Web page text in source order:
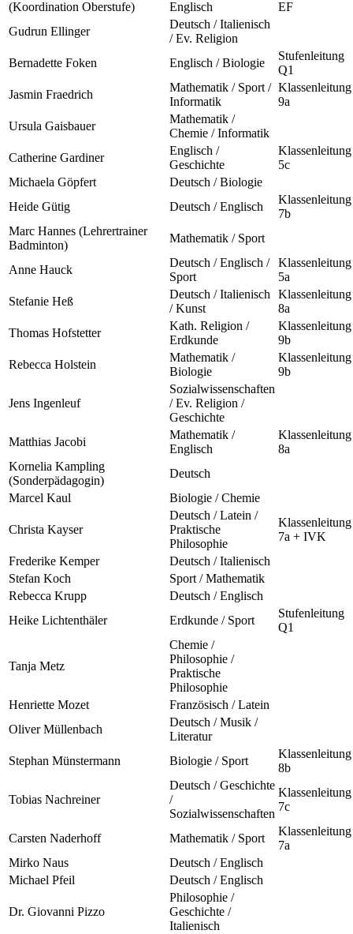
(Koordination Oberstufe) Englisch
EF
Gudrun Ellinger
Deutsch / Italienisch
/ Ev. Religion
Bernadette Foken
Englisch / Biologie
Stufenleitung
Q1
Jasmin Fraedrich
Mathematik / Sport /
Informatik
Klassenleitung
9a
Ursula Gaisbauer
Mathematik /
Chemie / Informatik
Catherine Gardiner
Englisch /
Geschichte
Klassenleitung
5c
Michaela Göpfert
Deutsch / Biologie
Heide Gütig
Deutsch / Englisch
Klassenleitung
7b
Marc Hannes (Lehrertrainer
Badminton)
Mathematik / Sport
Anne Hauck
Deutsch / Englisch /
Sport
Klassenleitung
5a
Stefanie Heß
Deutsch / Italienisch
/ Kunst
Klassenleitung
8a
Thomas Hofstetter
Kath. Religion /
Erdkunde
Klassenleitung
9b
Rebecca Holstein
Mathematik /
Biologie
Klassenleitung
9b
Jens Ingenleuf
Sozialwissenschaften
/ Ev. Religion /
Geschichte
Matthias Jacobi
Mathematik /
Englisch
Klassenleitung
8a
Kornelia Kampling
(Sonderpädagogin)
Deutsch
Marcel Kaul
Biologie / Chemie
Christa Kayser
Deutsch / Latein /
Praktische
Philosophie
Klassenleitung
7a + IVK
Frederike Kemper
Deutsch / Italienisch
Stefan Koch
Sport / Mathematik
Rebecca Krupp
Deutsch / Englisch
Heike Lichtenthäler
Erdkunde / Sport
Stufenleitung
Q1
Tanja Metz
Chemie /
Philosophie /
Praktische
Philosophie
Henriette Mozet
Französisch / Latein
Oliver Müllenbach
Deutsch / Musik /
Literatur
Stephan Münstermann
Biologie / Sport
Klassenleitung
8b
Tobias Nachreiner
Deutsch / Geschichte
/
Sozialwissenschaften
Klassenleitung
7c
Carsten Naderhoff Mathematik / Sport
Klassenleitung
7a
Mirko Naus
Deutsch / Englisch
Michael Pfeil
Deutsch / Englisch
Dr. Giovanni Pizzo
Philosophie /
Geschichte /
Italienisch